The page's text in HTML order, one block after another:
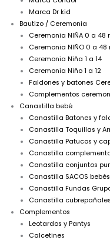
Marca Dr kid
Bautizo / Ceremonia
Ceremonia NIÑA 0 a 48
Ceremonia NIÑO 0 a 48
Ceremonia Niña 1 a 14
Ceremonia Niño 1 a 12
Faldones y batones
Complementos
Canastilla bebé
Canastilla Batones y
Canastilla Toquillas y
Canastilla Patucos y
Canastilla
Canastilla conjuntos
Canastilla SACOS bebés
Canastilla Fundas
Canastilla cubrepañales
Complementos
Leotardos y Pantys
Calcetines